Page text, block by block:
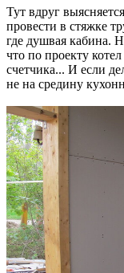
Тут вдруг
провести в стяжке
где душвая кабина.
что по проекту
счетчика... И если
не на средину